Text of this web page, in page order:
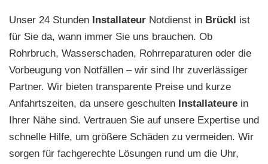
Unser 24 Stunden Installateur Notdienst in Brückl ist
für Sie da, wann immer Sie uns brauchen. Ob
Rohrbruch, Wasserschaden, Rohrreparaturen oder die
Vorbeugung von Notfällen – wir sind Ihr zuverlässiger
Partner. Wir bieten transparente Preise und kurze
Anfahrtszeiten, da unsere geschulten Installateure in
Ihrer Nähe sind. Vertrauen Sie auf unsere Expertise und
schnelle Hilfe, um größere Schäden zu vermeiden. Wir
sorgen für fachgerechte Lösungen rund um die Uhr,